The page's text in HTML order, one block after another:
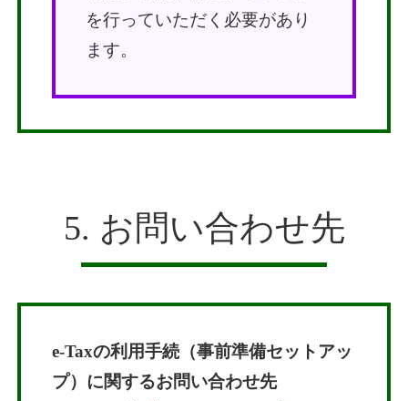
を行っていただく必要があり
ます。
5. お問い合わせ先
e-Taxの利用手続（事前準備セットアッ
プ）に関するお問い合わせ先